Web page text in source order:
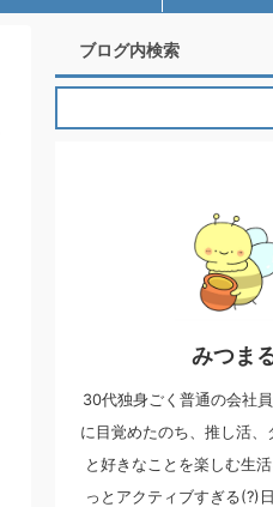
ブログ内検索
みつま
30代独身ごく普通の会社
に目覚めたのち、推し活
と好きなことを楽しむ生
っとアクティブすぎる(?)